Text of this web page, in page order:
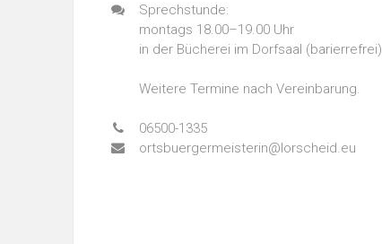
Sprechstunde:
montags 18.00–19.00 Uhr
in der Bücherei im Dorfsaal (barierrefrei)
Weitere Termine nach Vereinbarung.
06500-1335
ortsbuergermeisterin@lorscheid.eu